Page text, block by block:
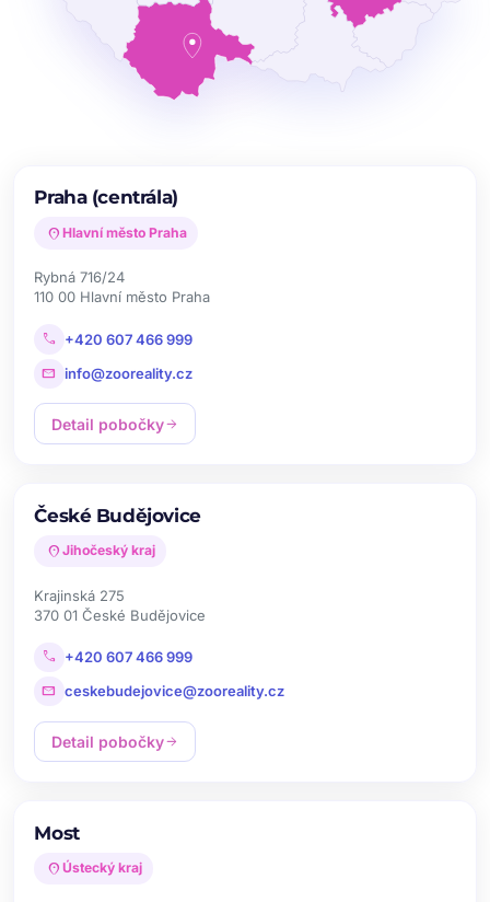
Praha (centrála)
location_on Hlavní město Praha
Rybná 716/24
110 00 Hlavní město Praha
call +420 607 466 999
mail info@zooreality.cz
Detail pobočkyarrow_forward
České Budějovice
location_on Jihočeský kraj
Krajinská 275
370 01 České Budějovice
call +420 607 466 999
mail ceskebudejovice@zooreality.cz
Detail pobočkyarrow_forward
Most
location_on Ústecký kraj